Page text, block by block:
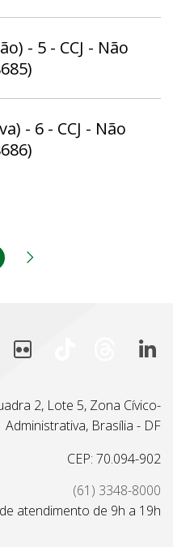
- 5 - CCJ - Não
- 6 - CCJ - Não
anterior
2, Lote 5, Zona Cívico-
Administrativa, Brasília - DF
CEP: 70.094-902
(61) 3348-8000
atendimento de 9h a 19h